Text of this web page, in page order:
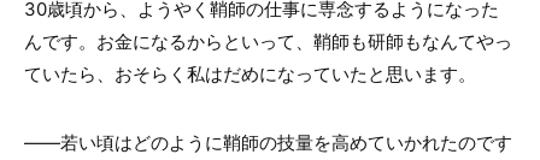
30歳頃から、ようやく鞘師の仕事に専念するようになった
んです。お金になるからといって、鞘師も研師もなんてやっ
ていたら、おそらく私はだめになっていたと思います。
——若い頃はどのように鞘師の技量を高めていかれたのです